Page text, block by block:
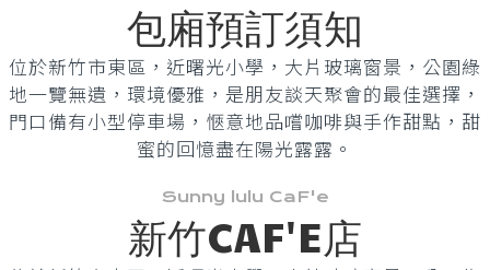
包廂預訂須知
位於新竹市東區，近曙光小學，大片玻璃窗景，公園綠
地一覽無遺，環境優雅，是朋友談天聚會的最佳選擇，
門口備有小型停車場，愜意地品嚐咖啡與手作甜點，甜
蜜的回憶盡在陽光露露。
Sunny lulu CaF'e
新竹CAF'E店